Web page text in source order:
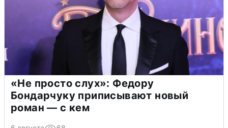
«Не просто слух»: Федору
Бондарчуку приписывают новый
роман — с кем